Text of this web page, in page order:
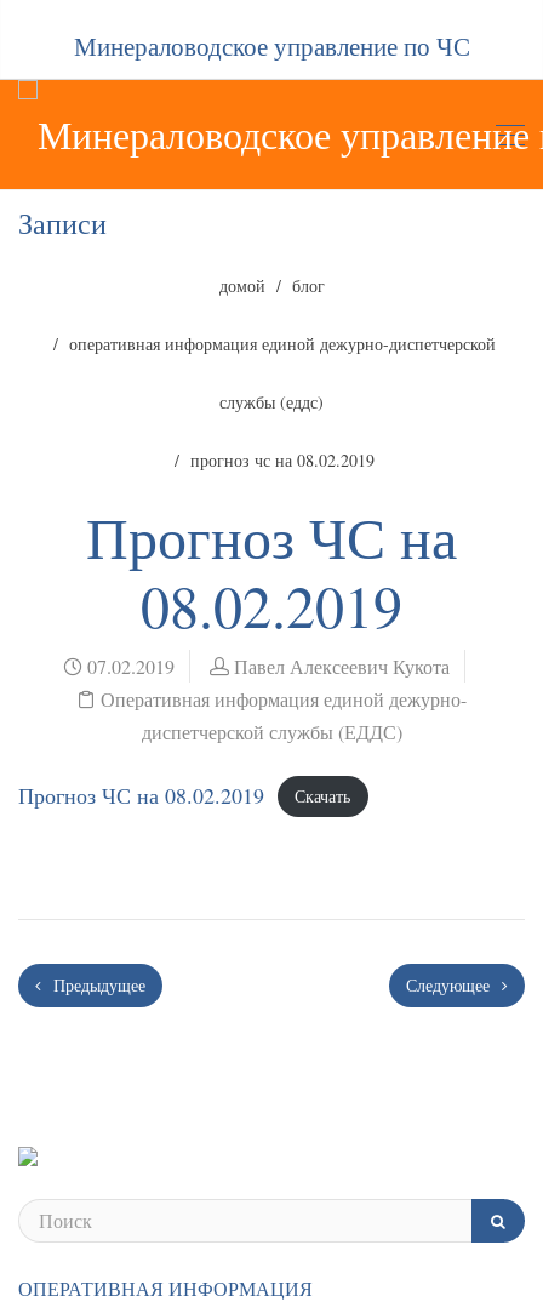
Минераловодское управление по ЧС
Записи
домой блог
оперативная информация единой дежурно-диспетчерской
службы (еддс)
прогноз чс на 08.02.2019
Прогноз ЧС на
08.02.2019
07.02.2019
Павел Алексеевич Кукота
Оперативная информация единой дежурно-
диспетчерской службы (ЕДДС)
Прогноз ЧС на 08.02.2019 Скачать
Предыдущее Следующее
ОПЕРАТИВНАЯ ИНФОРМАЦИЯ